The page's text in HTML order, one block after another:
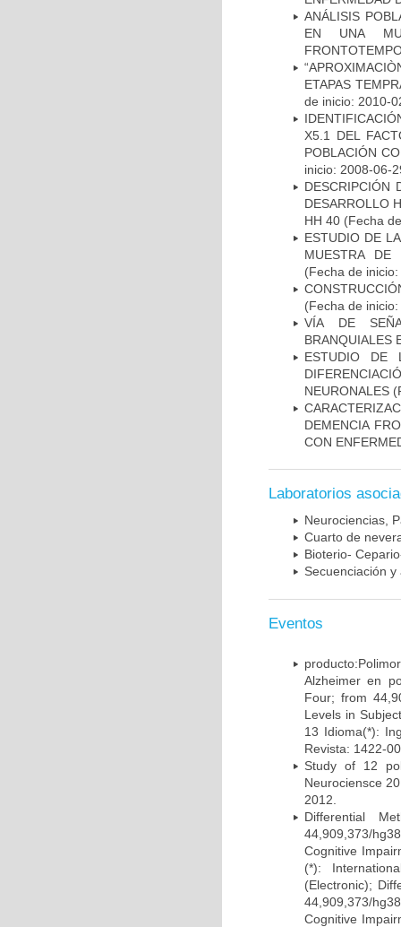
ANÁLISIS
EN UNA
ETAPAS
de inicio: 2010-
X5.1 DEL
POBLACIÓN
inicio: 2008-06-
DESCRIPCIÓN
DESARROLLO
HH 40 (Fecha
ESTUDIO DE
MUESTRA DE
(Fecha de
(Fecha de
VÍA DE
BRANQUIALES
ESTUDIO DE
NEURONALES
DEMENCIA
CON
Laboratorios
Neurociencias,
Cuarto de
Bioterio-
Secuenciación
Eventos
Alzheimer en
Four; from
Levels in
13 Idioma(*):
Revista: 1422-
Study of 12
Neurociensce
2012.
Differential
44,909,373/
Cognitive
(*):
(Electronic);
44,909,373/
Cognitive